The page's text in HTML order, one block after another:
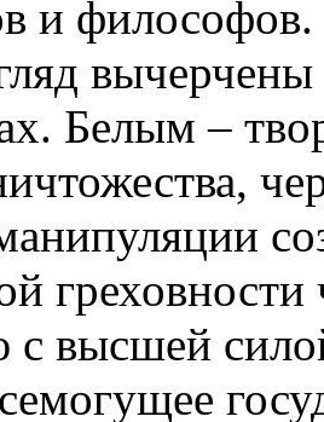
и философов.
Белым –
с высшей